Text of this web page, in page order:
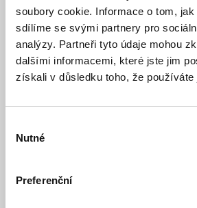
soubory cookie. Informace o tom,
sdílíme se svými partnery pro
analýzy. Partneři tyto údaje mohou
dalšími informacemi, které jste jim
získali v důsledku toho, že používáte
souhlasu
Nutné
Preferenční
Snadná instalace